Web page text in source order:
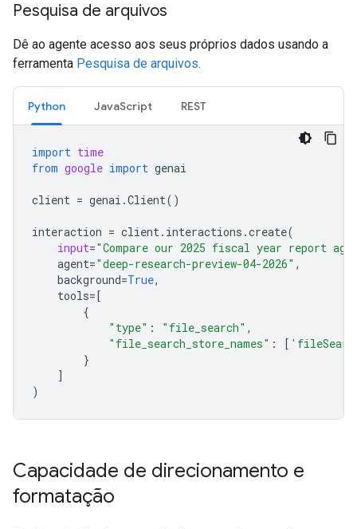
Pesquisa de arquivos
Dê ao agente acesso aos seus próprios dados usando a
ferramenta Pesquisa de arquivos.
Python JavaScript REST
import time
from google import genai
client = genai .Client()
interaction = client. interactions .create(
input="Compare our 2025 fiscal year report
agent="deep-research-preview-04-2026" ,
background=True,
tools=[
{
"type" : "file_search" ,
"file_search_store_names" : [
}
]
)
Capacidade de direcionamento e
formatação